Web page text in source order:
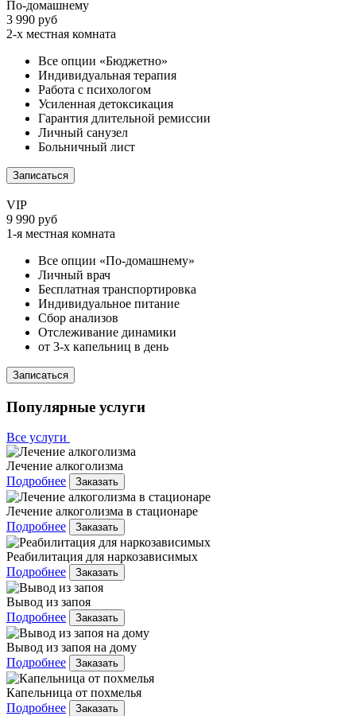
По-домашнему
3 990 руб
2-х местная комната
Все опции «Бюджетно»
Индивидуальная терапия
Работа с психологом
Усиленная детоксикация
Гарантия длительной ремиссии
Личный санузел
Больничный лист
Записаться
VIP
9 990 руб
1-я местная комната
Все опции «По-домашнему»
Личный врач
Бесплатная транспортировка
Индивидуальное питание
Сбор анализов
Отслеживание динамики
от 3-х капельниц в день
Записаться
Популярные услуги
Все услуги
Лечение алкоголизма
Подробнее
Заказать
Лечение алкоголизма в стационаре
Подробнее
Заказать
Реабилитация для наркозависимых
Подробнее
Заказать
Вывод из запоя
Подробнее
Заказать
Вывод из запоя на дому
Подробнее
Заказать
Капельница от похмелья
Подробнее
Заказать